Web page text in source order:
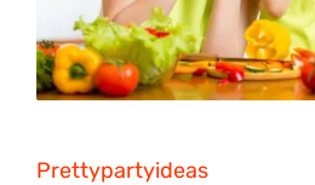
Prettypartyideas